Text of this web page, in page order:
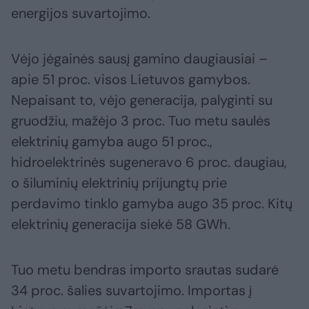
energijos suvartojimo.
Vėjo jėgainės sausį gamino daugiausiai –
apie 51 proc. visos Lietuvos gamybos.
Nepaisant to, vėjo generacija, palyginti su
gruodžiu, mažėjo 3 proc. Tuo metu saulės
elektrinių gamyba augo 51 proc.,
hidroelektrinės sugeneravo 6 proc. daugiau,
o šiluminių elektrinių prijungtų prie
perdavimo tinklo gamyba augo 35 proc. Kitų
elektrinių generacija siekė 58 GWh.
Tuo metu bendras importo srautas sudarė
34 proc. šalies suvartojimo. Importas į